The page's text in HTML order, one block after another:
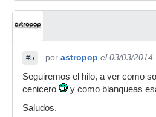
#5 por astropop el 03/03/2014
Seguiremos el hilo, a ver como
cenicero
y como blanqueas
Saludos.